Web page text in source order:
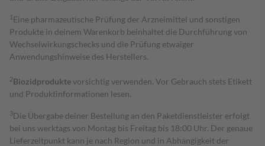
1 Eine pharmazeutische Prüfung der Arzneimittel und sonstigen
Produkte in deinem Warenkorb beinhaltet die Durchführung von
Wechselwirkungschecks und die Prüfung etwaiger
Anwendungshinweise des Herstellers.
2Biozidproduktevorsichtig verwenden. Vor Gebrauch stets Etikett
und Produktinformationen lesen.
3Die Übergabe deiner Bestellung an den Paketdienstleister erfolgt
bei uns werktags von Montag bis Freitag bis 18:00 Uhr. Der genaue
Lieferzeitpunkt kann je nach Region und in Abhängigkeit der